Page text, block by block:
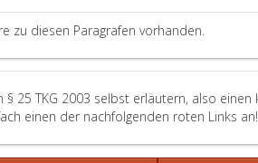
zu diesen Paragrafen vorhanden.
§ 25 TKG 2003 selbst erläutern, also
einen der nachfolgenden roten Links an!